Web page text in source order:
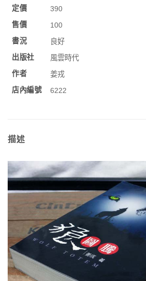
定價
390
售價
100
書況
良好
出版社
風雲時代
作者
姜戎
店內編號
6222
描述